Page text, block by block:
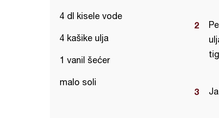
4 dl kisele vode
4 kašike ulja
1 vanil šećer
malo soli